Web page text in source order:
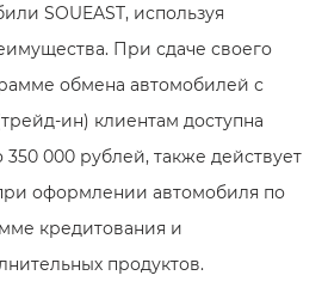
SOUEAST, используя
При сдаче своего
обмена автомобилей с
ин) клиентам доступна
000 рублей, также действует
оформлении автомобиля по
кредитования и
продуктов.